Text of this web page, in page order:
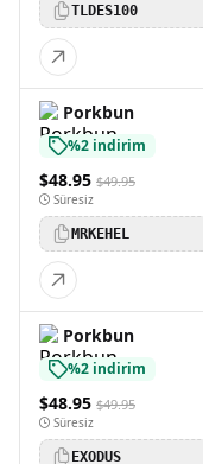
TLDES100
Porkbun
%2 indirim
$48.95 $49.95
Süresiz
MRKEHEL
Porkbun
%2 indirim
$48.95 $49.95
Süresiz
EXODUS